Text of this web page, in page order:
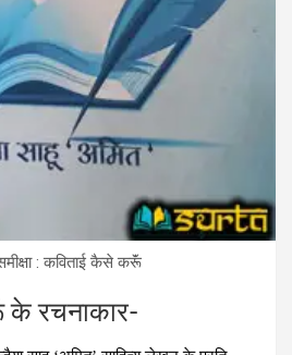
: कविताई कैसे करूॅं
रचनाकार-